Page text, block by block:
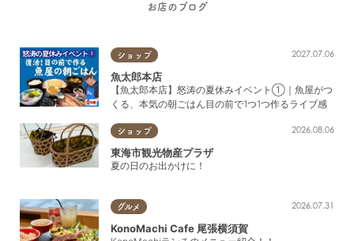
お店のブログ
ショップ 2027.07.06
魚太郎本店
【魚太郎本店】怒涛の夏休みイベント①｜魚屋がつ
くる、本気の朝ごはん目の前で1つ1つ作るライブ感
ショップ 2026.08.06
東海市観光物産プラザ
夏の日のお出かけに！
グルメ 2026.07.31
KonoMachi Cafe 尾張横須賀